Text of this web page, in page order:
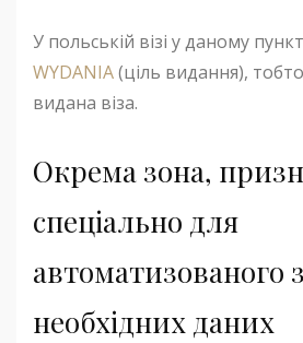
У польській візі у даному
WYDANIA(ціль видання),
видана віза.
Окрема зона,
спеціально для
автоматизованого
необхідних даних